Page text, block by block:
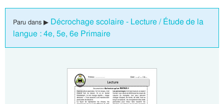
Paru dans ▶ Décrochage scolaire - Lecture / Étude de la
langue : 4e, 5e, 6e Primaire